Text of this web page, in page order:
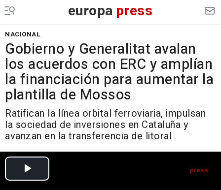
europa press
NACIONAL
Gobierno y Generalitat avalan
los acuerdos con ERC y amplían
la financiación para aumentar la
plantilla de Mossos
Ratifican la línea orbital ferroviaria, impulsan
la sociedad de inversiones en Cataluña y
avanzan en la transferencia de litoral